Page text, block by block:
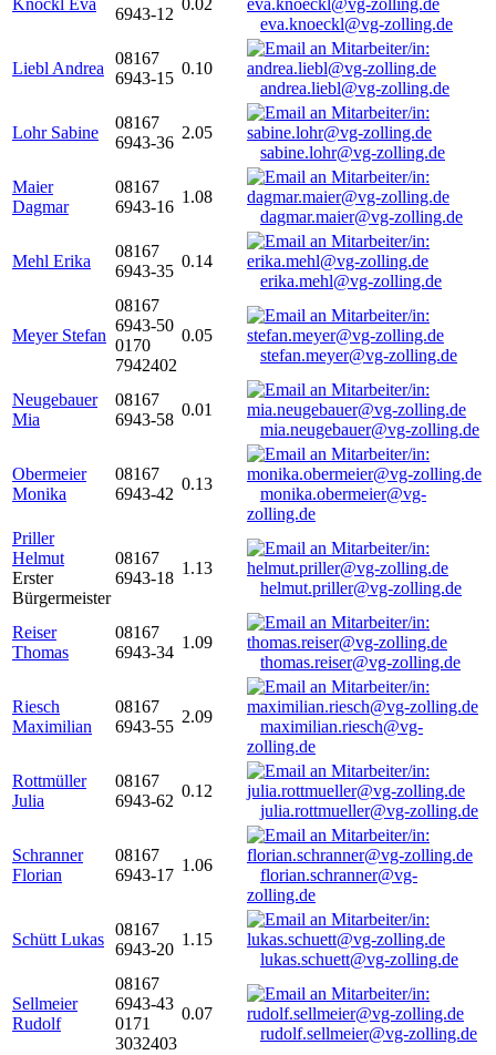
Knöckl Eva
6943-12
0.02
eva.knoeckl@vg-zolling.de
Liebl Andrea
08167
6943-15
0.10
andrea.liebl@vg-zolling.de
Lohr Sabine
08167
6943-36
2.05
sabine.lohr@vg-zolling.de
Maier
Dagmar
08167
6943-16
1.08
dagmar.maier@vg-zolling.de
Mehl Erika
08167
6943-35
0.14
erika.mehl@vg-zolling.de
Meyer Stefan
08167
6943-50
0170
7942402
0.05
stefan.meyer@vg-zolling.de
Neugebauer
Mia
08167
6943-58
0.01
mia.neugebauer@vg-zolling.de
Obermeier
Monika
08167
6943-42
0.13
monika.obermeier@vg-
zolling.de
Priller
Helmut
Erster
Bürgermeister
08167
6943-18
1.13
helmut.priller@vg-zolling.de
Reiser
Thomas
08167
6943-34
1.09
thomas.reiser@vg-zolling.de
Riesch
Maximilian
08167
6943-55
2.09
maximilian.riesch@vg-
zolling.de
Rottmüller
Julia
08167
6943-62
0.12
julia.rottmueller@vg-zolling.de
Schranner
Florian
08167
6943-17
1.06
florian.schranner@vg-
zolling.de
Schütt Lukas
08167
6943-20
1.15
lukas.schuett@vg-zolling.de
Sellmeier
Rudolf
08167
6943-43
0171
3032403
0.07
rudolf.sellmeier@vg-zolling.de